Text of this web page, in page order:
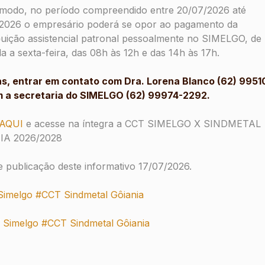
no período compreendido entre 20/07/2026 até
o empresário poderá se opor ao pagamento da
assistencial patronal pessoalmente no SIMELGO, de
a sexta-feira, das 08h às 12h e das 14h às 17h.
entrar em contato com Dra. Lorena Blanco (62)
a secretaria do SIMELGO (62) 99974-2292.
e acesse na íntegra a CCT SIMELGO X SINDMETAL
2026/2028
publicação deste informativo 17/07/2026.
#CCT Sindmetal Gôiania
#CCT Sindmetal Gôiania
eletrônico de até
e colaboradores,
Certificado
Adquira o Certificado
mercado, com desconto
NOTÍCIAS
Notícias e Atualizações